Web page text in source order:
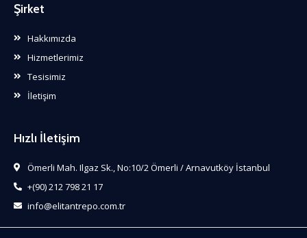
Şirket
Hakkımızda
Hizmetlerimiz
Tesisimiz
İletişim
Hızlı İletişim
Ömerli Mah. Ilgaz Sk., No:10/2 Ömerli / Arnavutköy İstanbul
+(90) 212 798 21 17
info@elitantrepo.com.tr